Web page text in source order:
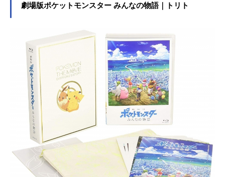
ですら容易く動かし、天竜人をも懐
ではテゾーロによる圧倒的な支配が
渦巻き、ルフィたちはなすすべもな
く街の非情なルールに飲み込まれて
いく。そんな中、テゾーロから天竜
人への「史上最高額の天上金」の存
在が明らかとなり、その支配力は世
界を揺るがすほどの暴走をはじめて
いた。遂に動き出した新世界の“怪
物”に、ざわめきはじめる世界政府、
そして革命軍――。「自由とは、支
配とは」この海を制するための答え
を求め、ルフィたちの信念を懸けた
闘いが幕を開けようとしていた。作
劇場版ポケットモンスター みんなの物語｜トリト